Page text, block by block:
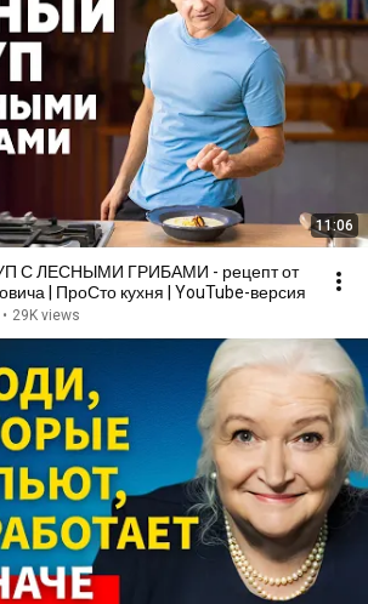
11:06
С ЛЕСНЫМИ ГРИБАМИ - рецепт от
| ПроСто кухня | YouTube-версия
• 29K views